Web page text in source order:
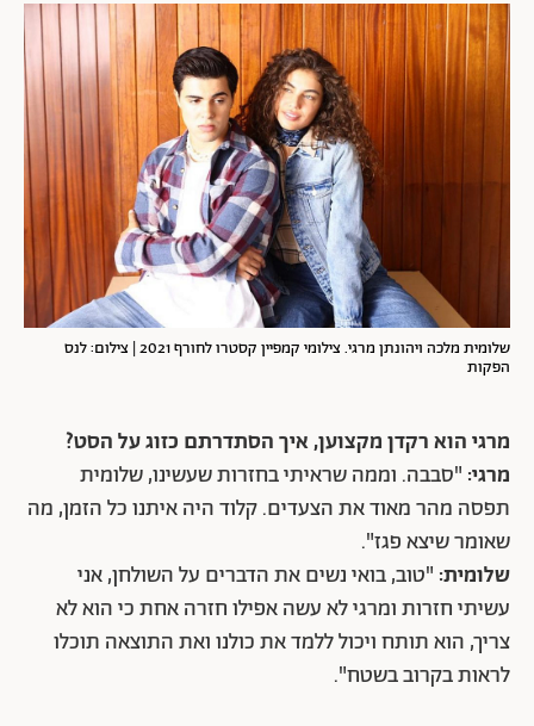
שלומית מלכה ויהונתן מרגי. צילומי קמפיין קסטרו לחורף 2021 | צילום: לנס
הפקות
מרגי הוא רקדן מקצוען, איך הסתדרתם כזוג על הסט?
מרגי: "סבבה. וממה שראיתי בחזרות שעשינו, שלומית
תפסה מהר מאוד את הצעדים. קלוד היה איתנו כל הזמן, מה
שאומר שיצא פגז".
שלומית: "טוב, בואי נשים את הדברים על השולחן, אני
עשיתי חזרות ומרגי לא עשה אפילו חזרה אחת כי הוא לא
צריך, הוא תותח ויכול ללמד את כולנו ואת התוצאה תוכלו
לראות בקרוב בשטח".